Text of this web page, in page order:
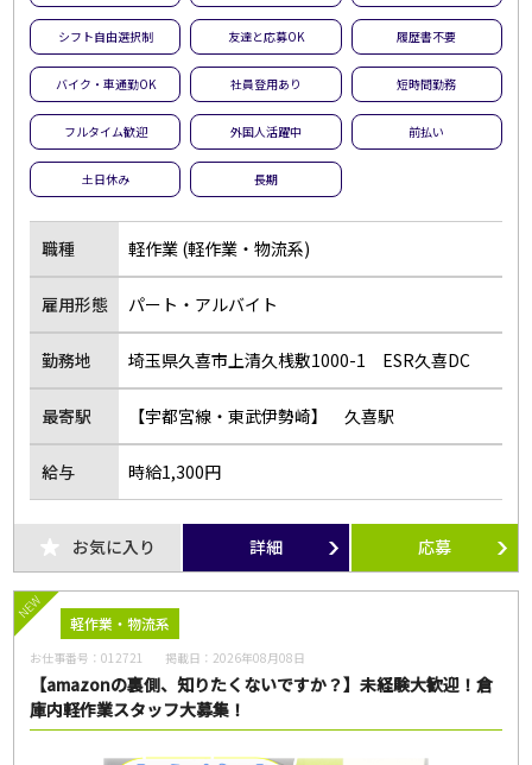
シフト自由選択制 友達と応募OK 履歴書不要
バイク・車通勤OK 社員登用あり 短時間勤務
フルタイム歓迎 外国人活躍中 前払い
土日休み 長期
職種 軽作業 (軽作業・物流系)
雇用形態 パート・アルバイト
勤務地 埼玉県久喜市上清久桟敷1000-1 ESR久喜DC
最寄駅 【宇都宮線・東武伊勢崎】 久喜駅
給与 時給1,300円
お気に入り 詳細 応募
NEW
軽作業・物流系
お仕事番号：012721 掲載日： 2026年08月08日
【amazonの裏側、知りたくないですか？】未経験大歓迎！倉
庫内軽作業スタッフ大募集！